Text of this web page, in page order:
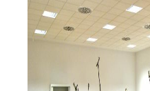
Cap d'estudis